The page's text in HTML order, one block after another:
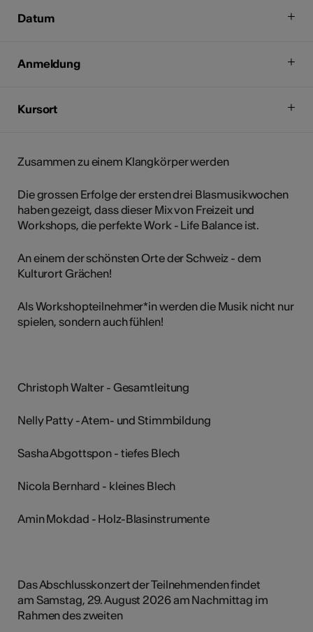
Datum
Anmeldung
Kursort
Zusammen zu einem Klangkörper werden
Die grossen Erfolge der ersten drei Blasmusikwochen
haben gezeigt, dass dieser Mix von Freizeit und
Workshops, die perfekte Work - Life Balance ist.
An einem der schönsten Orte der Schweiz - dem
Kulturort Grächen!
Als Workshopteilnehmer*in werden die Musik nicht nur
spielen, sondern auch fühlen!
Christoph Walter - Gesamtleitung
Nelly Patty - Atem- und Stimmbildung
Sasha Abgottspon - tiefes Blech
Nicola Bernhard - kleines Blech
Amin Mokdad - Holz-Blasinstrumente
Das Abschlusskonzert der Teilnehmenden findet
am Samstag, 29. August 2026 am Nachmittag im
Rahmen des zweiten